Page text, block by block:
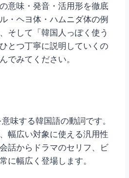
意味・発音・活用形を徹底
・ヘヨ体・ハムニダ体の例
そして「韓国人っぽく使う
とつ丁寧に説明していくの
でみてください。
味する韓国語の動詞です。
幅広い対象に使える汎用性
話からドラマのセリフ、ビ
に幅広く登場します。